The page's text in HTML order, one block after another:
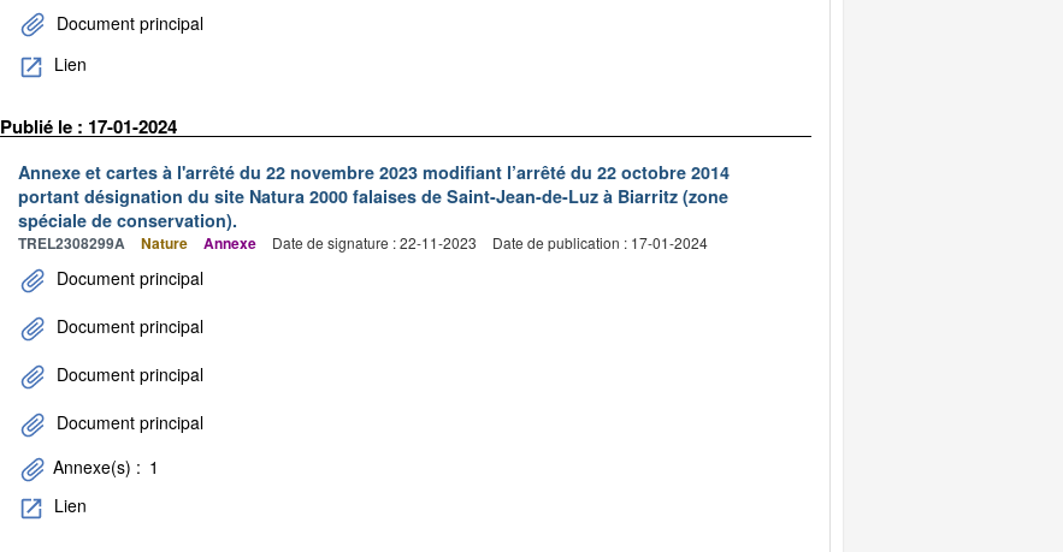
Document principal
Lien
Publié le : 17-01-2024
Annexe et cartes à l'arrêté du 22 novembre 2023 modifiant l’arrêté du 22 octobre 2014
portant désignation du site Natura 2000 falaises de Saint-Jean-de-Luz à Biarritz (zone
spéciale de conservation).
TREL2308299A Nature Annexe Date de signature : 22-11-2023 Date de publication : 17-01-2024
Document principal
Document principal
Document principal
Document principal
Annexe(s) : 1
Lien